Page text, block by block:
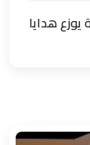
يوزع هدايا